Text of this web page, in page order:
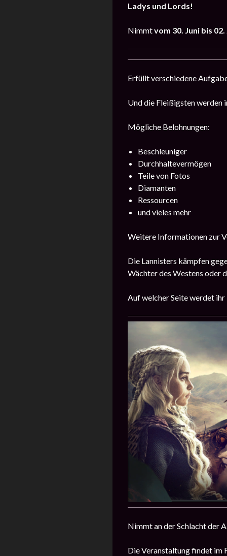
Ladys und Lords!
Nimmtvom 30. Juni bis
Erfüllt verschiedene
Und die Fleißigsten werden
Mögliche Belohnungen:
Beschleuniger
Durchhaltevermögen
Teile von Fotos
Diamanten
Ressourcen
und vieles mehr
Weitere Informationen zur
Die Lannisters kämpfen
Wächter des Westens oder
Auf welcher Seite werdet ihr
Nimmt an der Schlacht der
Die Veranstaltung findet im